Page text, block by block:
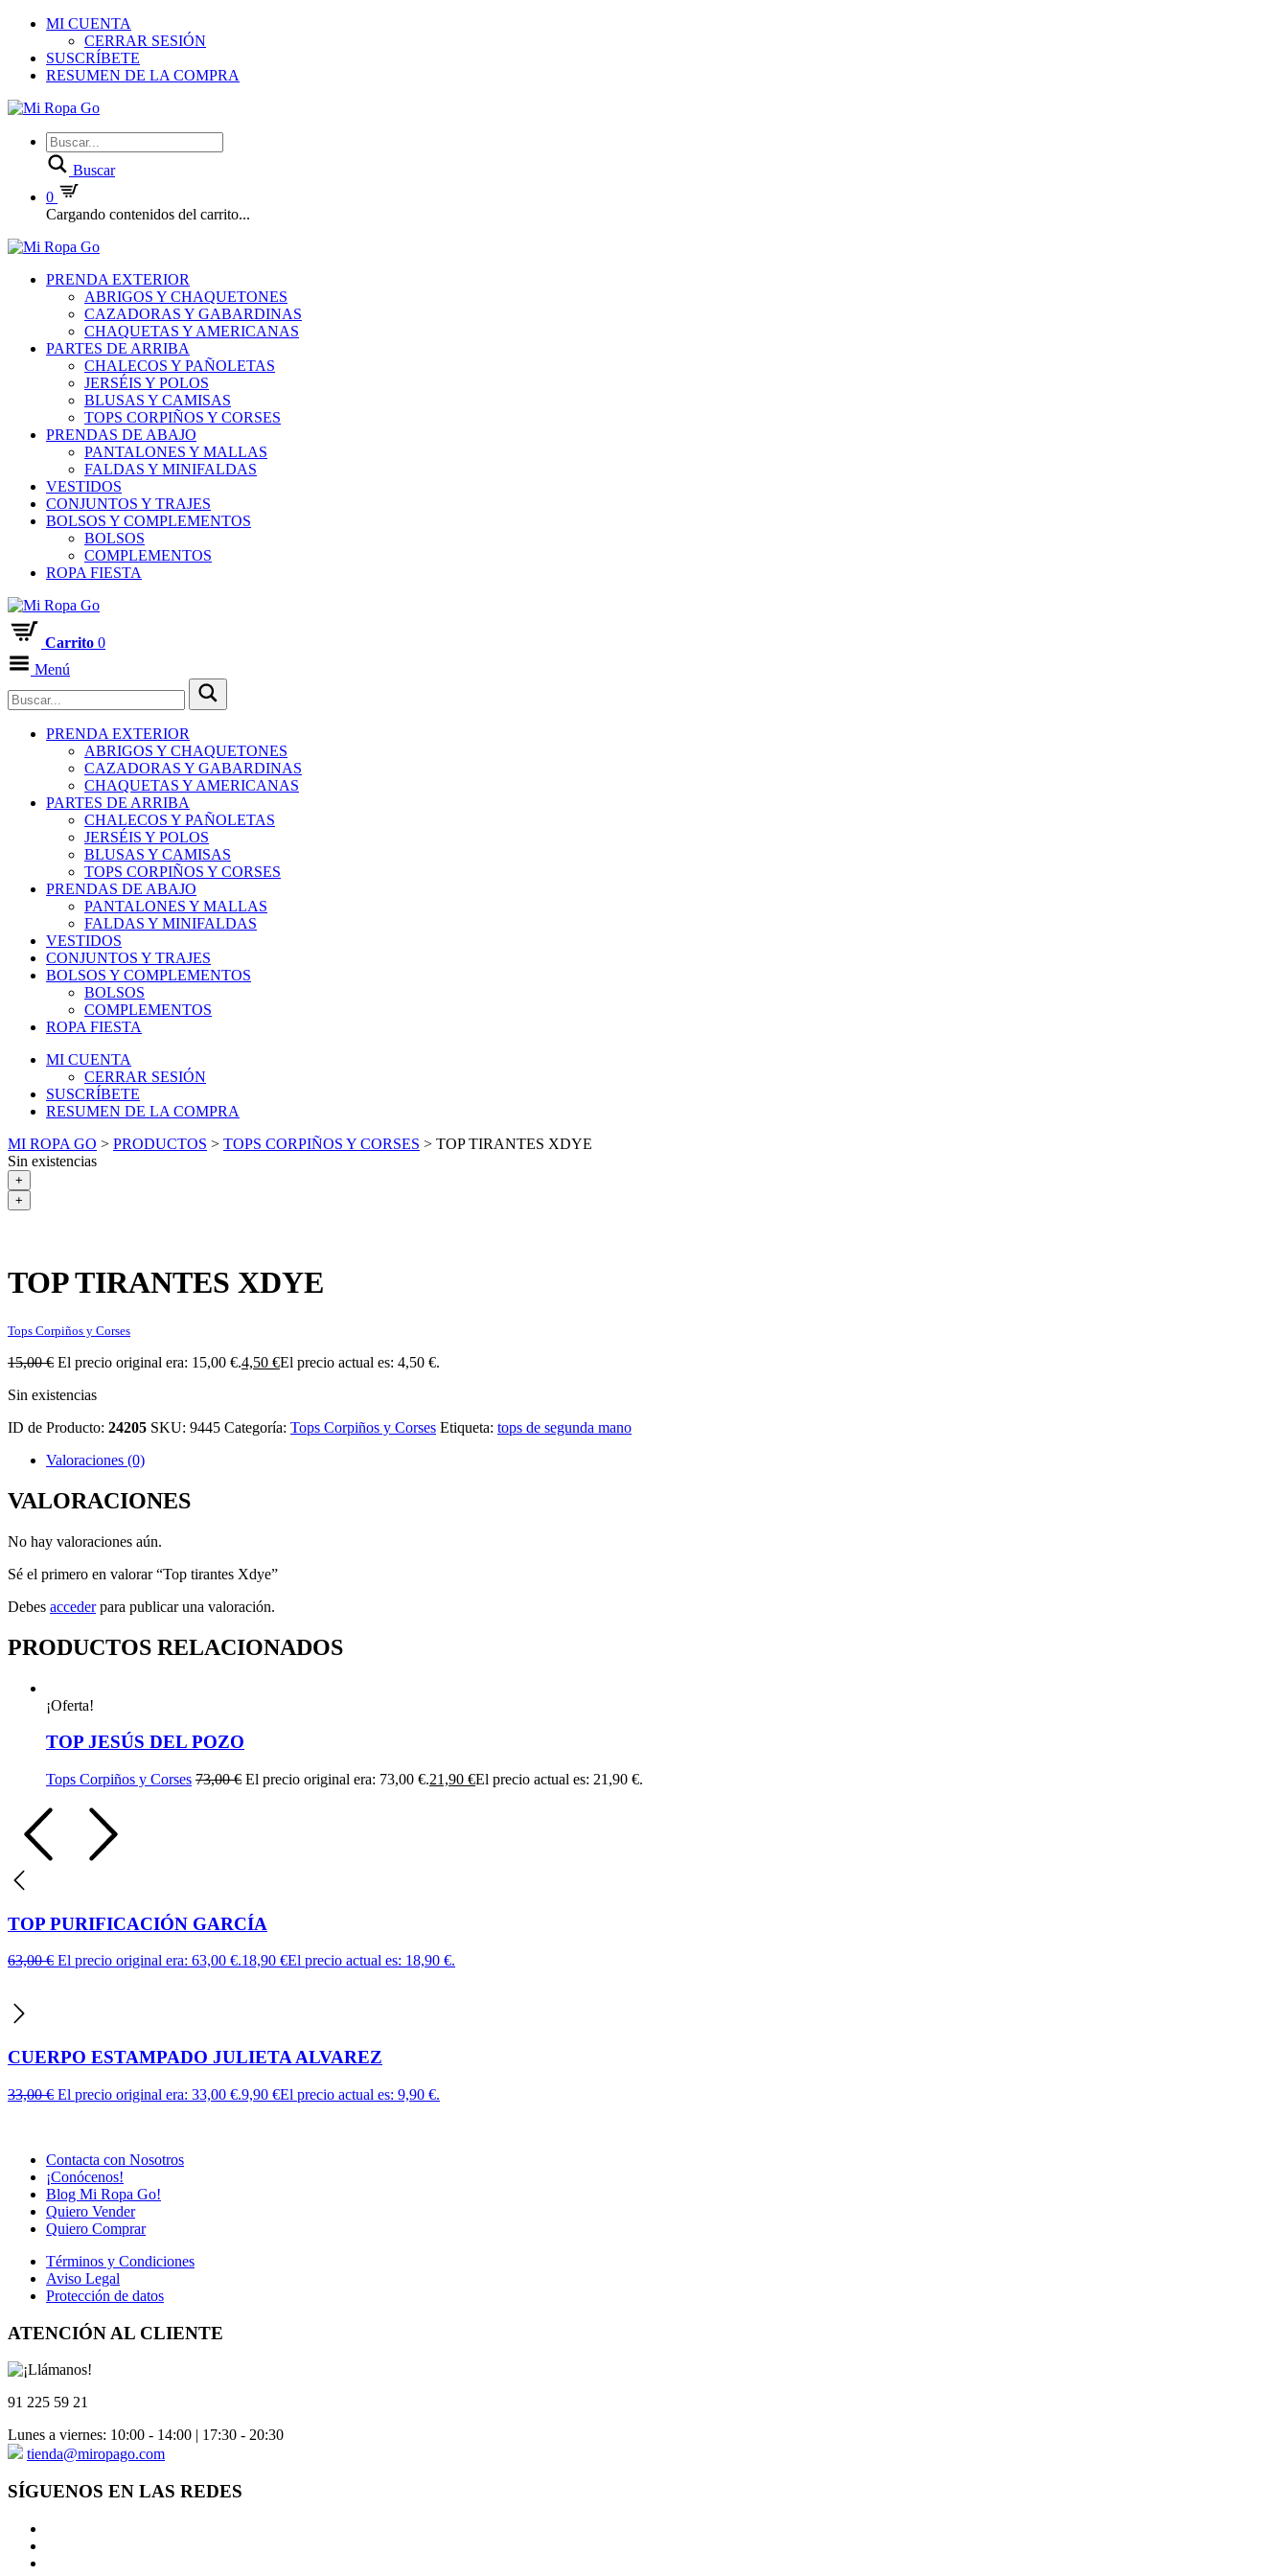
MI CUENTA
CERRAR SESIÓN
SUSCRÍBETE
RESUMEN DE LA COMPRA
Buscar
0
Cargando contenidos del carrito...
PRENDA EXTERIOR
ABRIGOS Y CHAQUETONES
CAZADORAS Y GABARDINAS
CHAQUETAS Y AMERICANAS
PARTES DE ARRIBA
CHALECOS Y PAÑOLETAS
JERSÉIS Y POLOS
BLUSAS Y CAMISAS
TOPS CORPIÑOS Y CORSES
PRENDAS DE ABAJO
PANTALONES Y MALLAS
FALDAS Y MINIFALDAS
VESTIDOS
CONJUNTOS Y TRAJES
BOLSOS Y COMPLEMENTOS
BOLSOS
COMPLEMENTOS
ROPA FIESTA
Carrito 0
Menú
PRENDA EXTERIOR
ABRIGOS Y CHAQUETONES
CAZADORAS Y GABARDINAS
CHAQUETAS Y AMERICANAS
PARTES DE ARRIBA
CHALECOS Y PAÑOLETAS
JERSÉIS Y POLOS
BLUSAS Y CAMISAS
TOPS CORPIÑOS Y CORSES
PRENDAS DE ABAJO
PANTALONES Y MALLAS
FALDAS Y MINIFALDAS
VESTIDOS
CONJUNTOS Y TRAJES
BOLSOS Y COMPLEMENTOS
BOLSOS
COMPLEMENTOS
ROPA FIESTA
MI CUENTA
CERRAR SESIÓN
SUSCRÍBETE
RESUMEN DE LA COMPRA
MI ROPA GO > PRODUCTOS > TOPS CORPIÑOS Y CORSES > TOP TIRANTES XDYE
Sin existencias
+
+
TOP TIRANTES XDYE
Tops Corpiños y Corses
15,00€ El precio original era: 15,00 €.4,50 €El precio actual es: 4,50 €.
Sin existencias
ID de Producto: 24205 SKU: 9445 Categoría: Tops Corpiños y Corses Etiqueta: tops de segunda mano
Valoraciones (0)
VALORACIONES
No hay valoraciones aún.
Sé el primero en valorar “Top tirantes Xdye”
Debes accederpara publicar una valoración.
PRODUCTOS RELACIONADOS
¡Oferta!
TOP JESÚS DEL POZO
Tops Corpiños y Corses 73,00€ El precio original era: 73,00 €.21,90 €El precio actual es: 21,90 €.
TOP PURIFICACIÓN GARCÍA
63,00€ El precio original era: 63,00 €.18,90 €El precio actual es: 18,90 €.
CUERPO ESTAMPADO JULIETA ALVAREZ
33,00€ El precio original era: 33,00 €.9,90 €El precio actual es: 9,90 €.
Contacta con Nosotros
¡Conócenos!
Blog Mi Ropa Go!
Quiero Vender
Quiero Comprar
Términos y Condiciones
Aviso Legal
Protección de datos
ATENCIÓN AL CLIENTE
91 225 59 21
Lunes a viernes: 10:00 - 14:00 | 17:30 - 20:30
tienda@miropago.com
SÍGUENOS EN LAS REDES